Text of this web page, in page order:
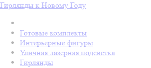
Гирлянды к Новому Году
Готовые комплекты
Интерьерные фигуры
Уличная лазерная подсветка
Гирлянды